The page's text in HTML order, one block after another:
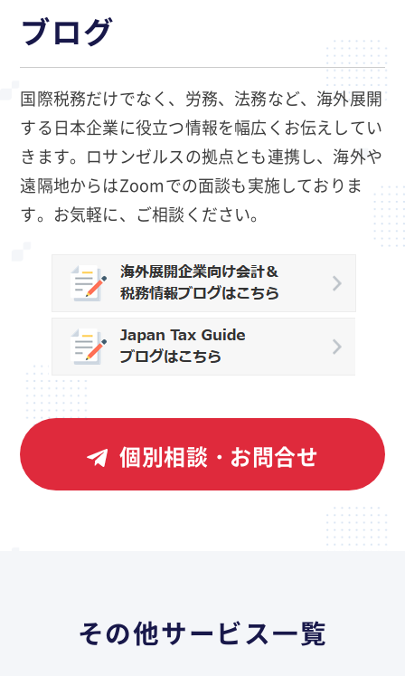
ブログ
国際税務だけでなく、労務、法務など、海外展開
する日本企業に役立つ情報を幅広くお伝えしてい
きます。ロサンゼルスの拠点とも連携し、海外や
遠隔地からはZoomでの面談も実施しておりま
す。お気軽に、ご相談ください。
個別相談・お問合せ
その他サービス一覧